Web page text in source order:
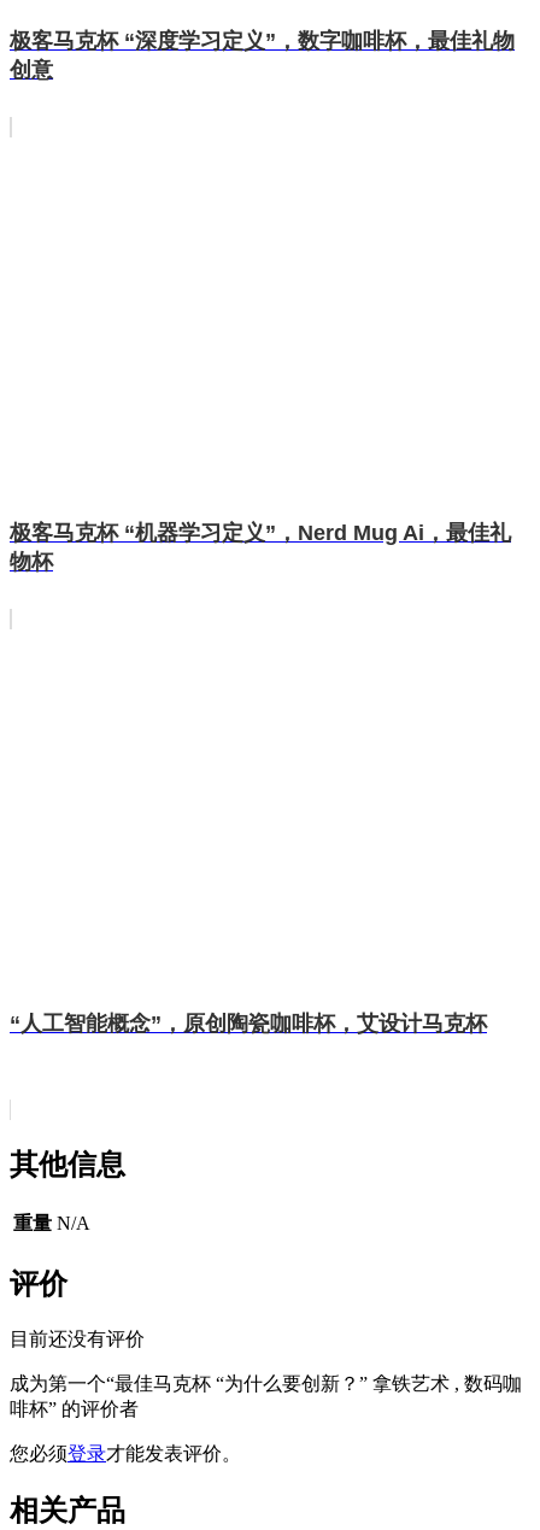
极客马克杯 “深度学习定义”，数字咖啡杯，最佳礼物
创意
极客马克杯 “机器学习定义”，Nerd Mug Ai，最佳礼
物杯
“人工智能概念”，原创陶瓷咖啡杯，艾设计马克杯
其他信息
重量 N/A
评价
目前还没有评价
成为第一个“最佳马克杯 “为什么要创新？” 拿铁艺术 , 数码咖
啡杯” 的评价者
您必须登录才能发表评价。
相关产品